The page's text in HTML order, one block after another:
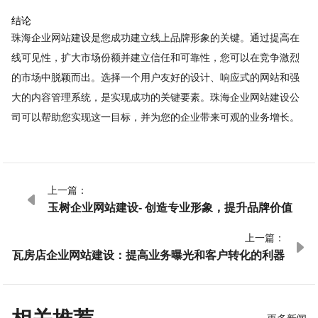
结论
珠海企业网站建设是您成功建立线上品牌形象的关键。通过提高在
线可见性，扩大市场份额并建立信任和可靠性，您可以在竞争激烈
的市场中脱颖而出。选择一个用户友好的设计、响应式的网站和强
大的内容管理系统，是实现成功的关键要素。珠海企业网站建设公
司可以帮助您实现这一目标，并为您的企业带来可观的业务增长。

上一篇：
玉树企业网站建设- 创造专业形象，提升品牌价值
上一篇：
瓦房店企业网站建设：提高业务曝光和客户转化的利器
